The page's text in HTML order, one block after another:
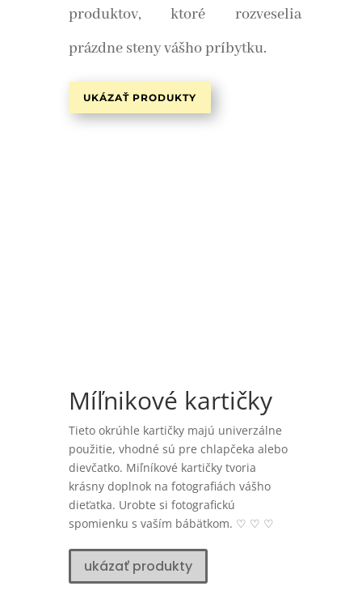
produktov, ktoré rozveselia
prázdne steny vášho príbytku.
UKÁZAŤ PRODUKTY
Míľnikové kartičky
Tieto okrúhle kartičky majú univerzálne
použitie, vhodné sú pre chlapčeka alebo
dievčatko. Miľníkové kartičky tvoria
krásny doplnok na fotografiách vášho
dieťatka. Urobte si fotografickú
spomienku s vaším bábätkom. ♡ ♡ ♡
ukázať produkty